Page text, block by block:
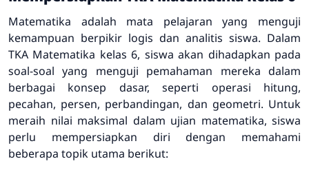
Matematika adalah mata pelajaran yang menguji
kemampuan berpikir logis dan analitis siswa. Dalam
TKA Matematika kelas 6, siswa akan dihadapkan pada
soal-soal yang menguji pemahaman mereka dalam
berbagai konsep dasar, seperti operasi hitung,
pecahan, persen, perbandingan, dan geometri. Untuk
meraih nilai maksimal dalam ujian matematika, siswa
perlu mempersiapkan diri dengan memahami
beberapa topik utama berikut: